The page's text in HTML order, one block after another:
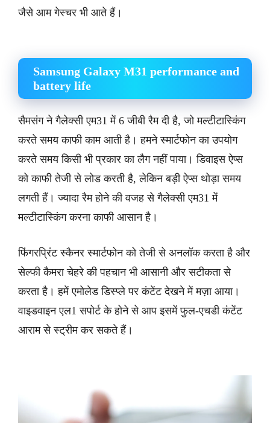
जैसे आम गेस्चर भी आते हैं।
Samsung Galaxy M31 performance and
battery life
सैमसंग ने गैलेक्सी एम31 में 6 जीबी रैम दी है, जो मल्टीटास्किंग
करते समय काफी काम आती है। हमने स्मार्टफोन का उपयोग
करते समय किसी भी प्रकार का लैग नहीं पाया। डिवाइस ऐप्स
को काफी तेजी से लोड करती है, लेकिन बड़ी ऐप्स थोड़ा समय
लगती हैं। ज्यादा रैम होने की वजह से गैलेक्सी एम31 में
मल्टीटास्किंग करना काफी आसान है।
फिंगरप्रिंट स्कैनर स्मार्टफोन को तेजी से अनलॉक करता है और
सेल्फी कैमरा चेहरे की पहचान भी आसानी और सटीकता से
करता है। हमें एमोलेड डिस्प्ले पर कंटेंट देखने में मज़ा आया।
वाइडवाइन एल1 सपोर्ट के होने से आप इसमें फुल-एचडी कंटेंट
आराम से स्ट्रीम कर सकते हैं।